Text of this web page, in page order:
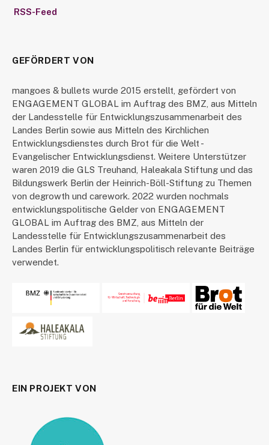
RSS-Feed
GEFÖRDERT VON
mangoes & bullets wurde 2015 erstellt, gefördert von
ENGAGEMENT GLOBAL im Auftrag des BMZ, aus Mitteln
der Landesstelle für Entwicklungszusammenarbeit des
Landes Berlin sowie aus Mitteln des Kirchlichen
Entwicklungsdienstes durch Brot für die Welt -
Evangelischer Entwicklungsdienst. Weitere Unterstützer
waren 2019 die GLS Treuhand, Haleakala Stiftung und das
Bildungswerk Berlin der Heinrich-Böll-Stiftung zu Themen
von degrowth und carework. 2022 wurden nochmals
entwicklungspolitische Gelder von ENGAGEMENT
GLOBAL im Auftrag des BMZ, aus Mitteln der
Landesstelle für Entwicklungszusammenarbeit des
Landes Berlin für entwicklungspolitisch relevante Beiträge
verwendet.
EIN PROJEKT VON